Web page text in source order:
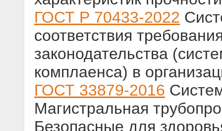
ГОСТ Р 70433-2022
соответствия
законодательства
комплаенса) в
ГОСТ 33879-2016
Магистральная
Безопасные для